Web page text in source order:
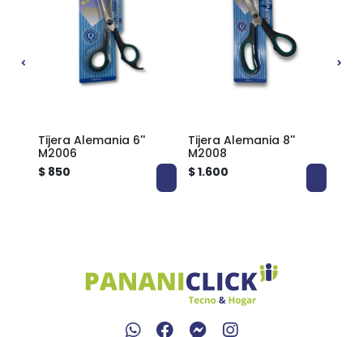
Tijera Alemania 6''
M2006
$ 850
Tijera Alemania 8''
M2008
$ 1.600